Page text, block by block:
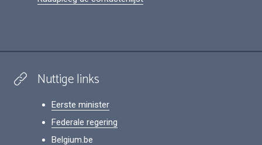
Nuttige links
Eerste minister
Federale regering
Belgium.be